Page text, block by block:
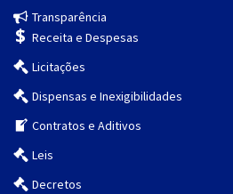
Transparência
Receita e Despesas
Licitações
Dispensas e Inexigibilidades
Contratos e Aditivos
Leis
Decretos